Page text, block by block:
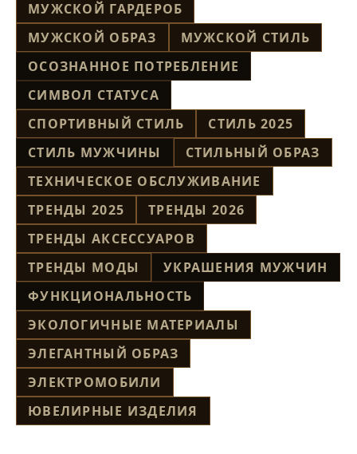
МУЖСКОЙ ГАРДЕРОБ
МУЖСКОЙ ОБРАЗ
МУЖСКОЙ СТИЛЬ
ОСОЗНАННОЕ ПОТРЕБЛЕНИЕ
СИМВОЛ СТАТУСА
СПОРТИВНЫЙ СТИЛЬ
СТИЛЬ 2025
СТИЛЬ МУЖЧИНЫ
СТИЛЬНЫЙ ОБРАЗ
ТЕХНИЧЕСКОЕ ОБСЛУЖИВАНИЕ
ТРЕНДЫ 2025
ТРЕНДЫ 2026
ТРЕНДЫ АКСЕССУАРОВ
ТРЕНДЫ МОДЫ
УКРАШЕНИЯ МУЖЧИН
ФУНКЦИОНАЛЬНОСТЬ
ЭКОЛОГИЧНЫЕ МАТЕРИАЛЫ
ЭЛЕГАНТНЫЙ ОБРАЗ
ЭЛЕКТРОМОБИЛИ
ЮВЕЛИРНЫЕ ИЗДЕЛИЯ